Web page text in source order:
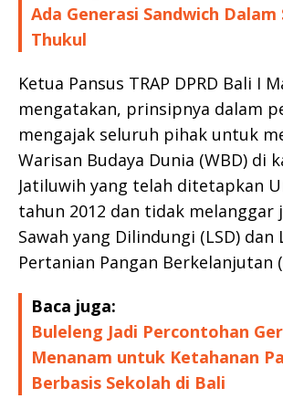
Ada Generasi Sandwich Dalam
Thukul
Ketua Pansus TRAP DPRD Bali I
mengatakan, prinsipnya dalam
mengajak seluruh pihak untuk
Warisan Budaya Dunia (WBD) di
Jatiluwih yang telah ditetapkan
tahun 2012 dan tidak melanggar
Sawah yang Dilindungi (LSD) dan
Pertanian Pangan Berkelanjutan
Baca juga:
Buleleng Jadi Percontohan
Menanam untuk Ketahanan
Berbasis Sekolah di Bali